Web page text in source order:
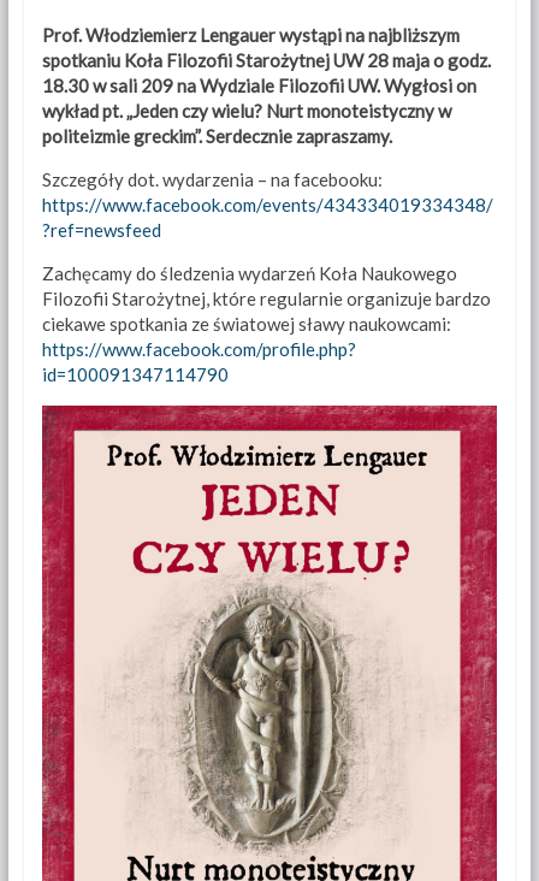
Prof. Włodziemierz Lengauer wystąpi na najbliższym
spotkaniu Koła Filozofii Starożytnej UW 28 maja o godz.
18.30 w sali 209 na Wydziale Filozofii UW. Wygłosi on
wykład pt. „Jeden czy wielu? Nurt monoteistyczny w
politeizmie greckim”. Serdecznie zapraszamy.
Szczegóły dot. wydarzenia – na facebooku:
https://www.facebook.com/events/434334019334348/
?ref=newsfeed
Zachęcamy do śledzenia wydarzeń Koła Naukowego
Filozofii Starożytnej, które regularnie organizuje bardzo
ciekawe spotkania ze światowej sławy naukowcami:
https://www.facebook.com/profile.php?
id=100091347114790